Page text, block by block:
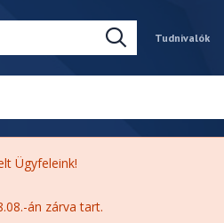
Tudnivalók
Ügyfeleink!
án zárva tart.